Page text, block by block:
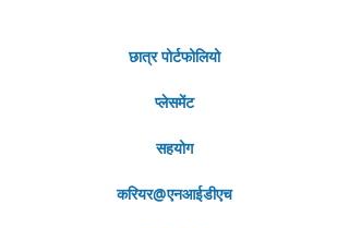
छात्र पोर्टफोलियो
प्लेसमेंट
सहयोग
करियर@एनआईडीएच